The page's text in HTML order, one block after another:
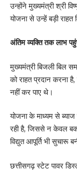
उन्होंने मुख्यमंत्री श्री
योजना से उन्हें बड़ी
अंतिम व्यक्ति तक लाभ
मुख्यमंत्री बिजली बिल
को राहत प्रदान करना
नहीं कर पाए थे।
योजना के माध्यम से
रही है, जिससे न केवल
विद्युत आपूर्ति भी सुचारू
छत्तीसगढ़ स्टेट पावर